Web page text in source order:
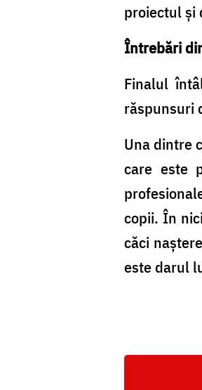
proiectul și
Întrebări
Finalul
răspunsuri
Una dintre
care este
copii. În
căci
este darul